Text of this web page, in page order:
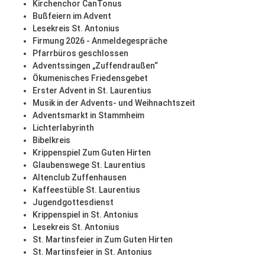
Kirchenchor CanTonus
Bußfeiern im Advent
Lesekreis St. Antonius
Firmung 2026 - Anmeldegespräche
Pfarrbüros geschlossen
Adventssingen „Zuffendraußen“
Ökumenisches Friedensgebet
Erster Advent in St. Laurentius
Musik in der Advents- und Weihnachtszeit
Adventsmarkt in Stammheim
Lichterlabyrinth
Bibelkreis
Krippenspiel Zum Guten Hirten
Glaubenswege St. Laurentius
Altenclub Zuffenhausen
Kaffeestüble St. Laurentius
Jugendgottesdienst
Krippenspiel in St. Antonius
Lesekreis St. Antonius
St. Martinsfeier in Zum Guten Hirten
St. Martinsfeier in St. Antonius